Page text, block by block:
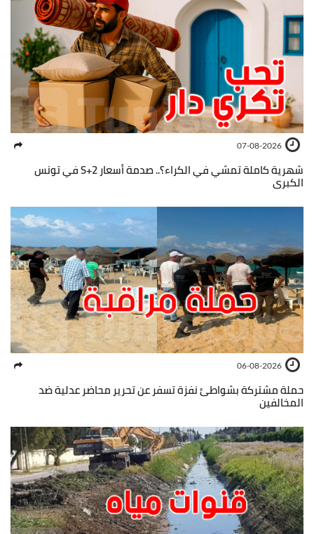
07-08-2026
شهرية كاملة تمشي في الكراء؟.. صدمة أسعار S+2 في تونس
الكبرى
06-08-2026
حملة مشتركة بشواطئ نفزة تسفر عن تحرير محاضر عدلية ضد
المخالفين